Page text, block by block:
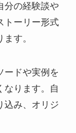
分の経験談や
トーリー形式
す。
ードや実例を
なります。自
込み、オリジ